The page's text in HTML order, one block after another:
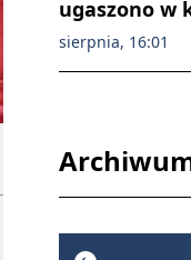
ugaszono w
sierpnia, 16:01